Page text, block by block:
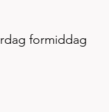
formiddag